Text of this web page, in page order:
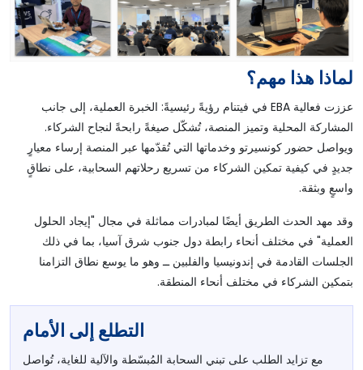
لماذا هذا مهم؟
عززت فعالية EBA في فيتنام رؤيةً رئيسيةً: الخبرة العملية، إلى جانب
المشاركة المحلية وتميز المنصة، تُشكّل صيغةً رابحةً لنجاح الشركاء.
ويواصل حضور كونسيرتو وخدماتها التي تُقدّمها عبر المنصة إرساء معيارٍ
جديدٍ في كيفية تمكين الشركاء من تسريع رحلاتهم السحابية، على نطاقٍ
واسعٍ وبثقة.
وقد مهد الحدث الطريق أيضًا لمبادرات مماثلة في مجال "إيجاد الحلول
العملية" في مختلف أنحاء رابطة دول جنوب شرق آسيا، بما في ذلك
الجلسات القادمة في إندونيسيا والفلبين ــ وهو ما يوسع نطاق التزامنا
بتمكين الشركاء في مختلف أنحاء المنطقة.
التطلع إلى الأمام
مع تزايد الطلب على تبني السحابة المُبسّطة والآلية للغاية، تُواصل